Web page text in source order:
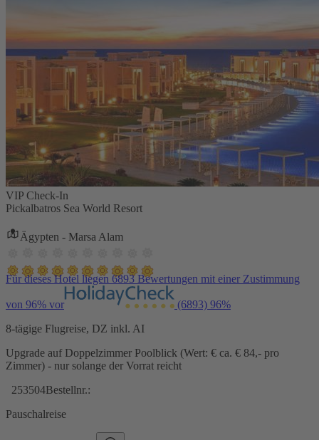
VIP Check-In
Pickalbatros Sea World Resort
Ägypten - Marsa Alam
Für dieses Hotel liegen 6893 Bewertungen mit einer Zustimmung
von 96% vor (6893) 96%
8-tägige Flugreise, DZ inkl. AI
Upgrade auf Doppelzimmer Poolblick (Wert: € ca. € 84,- pro
Zimmer) - nur solange der Vorrat reicht
253504Bestellnr.:
Pauschalreise